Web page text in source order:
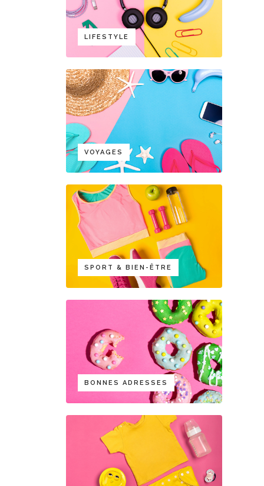
LIFESTYLE
VOYAGES
SPORT & BIEN-ÊTRE
BONNES ADRESSES